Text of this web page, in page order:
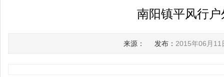
南阳镇平风行
来源： 发布： 2015年06月11